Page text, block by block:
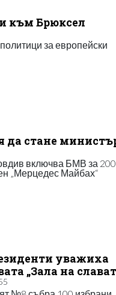
към Брюксел
за европейски
стане
включва БМВ за
„Мерцедес Майбах“
уважиха
„Зала на